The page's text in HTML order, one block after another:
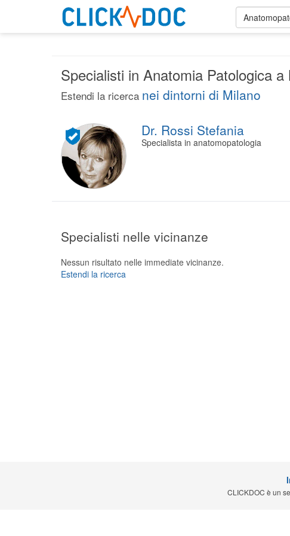
Specialisti in Anatomia Patologica a
Estendi la ricerca nei dintorni di Milano
Dr. Rossi Stefania
Specialista in anatomopatologia
Specialisti nelle vicinanze
Nessun risultato nelle immediate vicinanze.
Estendi la ricerca
CLICKDOC è un